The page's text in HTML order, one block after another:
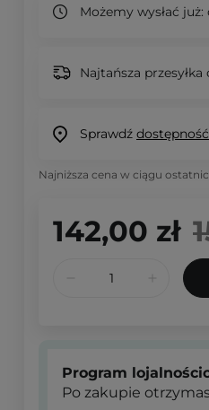
Możemy wysłać już:
Najtańsza przesyłka
Sprawdź
Najniższa cena w ciągu
142,00 zł
Program
Po zakupie